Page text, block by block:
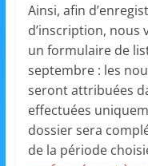
Ainsi, afin
d’inscription,
un formulaire de
septembre : les
seront attribuées
effectuées
dossier sera
de la période